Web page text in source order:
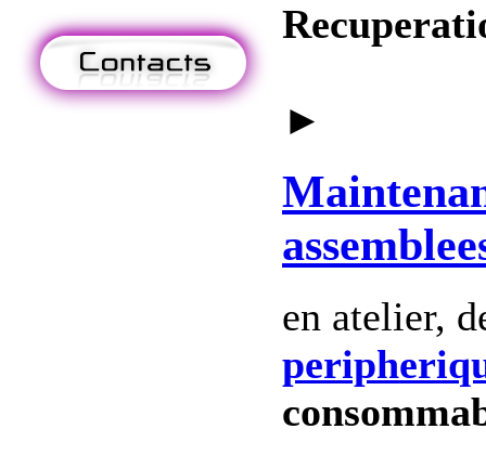
►
en atelier,